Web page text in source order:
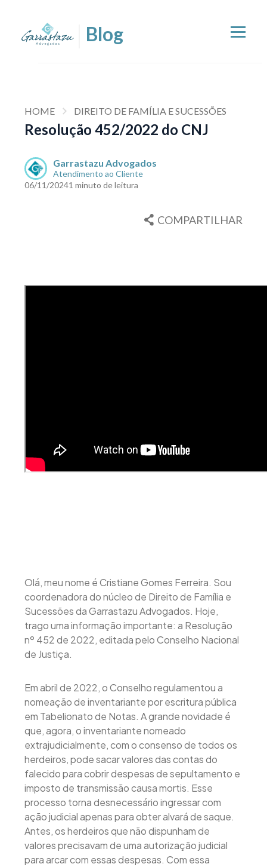
HOME DIREITO DE FAMÍLIA E SUCESSÕES
Resolução 452/2022 do CNJ
Garrastazu Advogados
Atendimento ao Cliente
06/11/20241 minuto de leitura
COMPARTILHAR
Olá, meu nome é Cristiane Gomes Ferreira. Sou
coordenadora do núcleo de Direito de Família e
Sucessões da Garrastazu Advogados. Hoje,
trago uma informação importante: a Resolução
nº 452 de 2022, editada pelo Conselho Nacional
de Justiça.
Em abril de 2022, o Conselho regulamentou a
nomeação de inventariante por escritura pública
em Tabelionato de Notas. A grande novidade é
que, agora, o inventariante nomeado
extrajudicialmente, com o consenso de todos os
herdeiros, pode sacar valores das contas do
falecido para cobrir despesas de sepultamento e
imposto de transmissão causa mortis. Esse
processo torna desnecessário ingressar com
ação judicial apenas para obter alvará de saque.
Antes, os herdeiros que não dispunham de
valores precisavam de uma autorização judicial
para arcar com essas despesas. Com essa